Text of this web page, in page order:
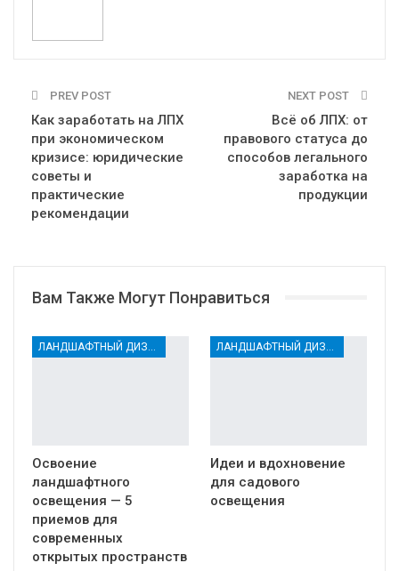
PREV POST
Как заработать на ЛПХ
при экономическом
кризисе: юридические
советы и
практические
рекомендации
NEXT POST
Всё об ЛПХ: от
правового статуса до
способов легального
заработка на
продукции
Вам Также Могут Понравиться
Освоение
ландшафтного
освещения — 5
приемов для
современных
открытых пространств
Идеи и вдохновение
для садового
освещения